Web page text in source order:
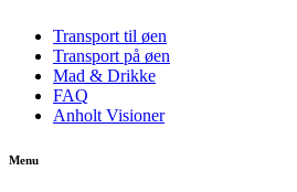
Transport til øen
Transport på øen
Mad & Drikke
FAQ
Anholt Visioner
Menu